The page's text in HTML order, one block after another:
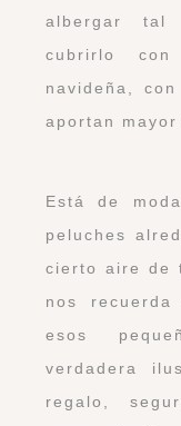
albergar tal
cubrirlo
navideña,
aportan mayor
Está de
peluches
cierto aire de
nos
esos
verdadera
regalo,